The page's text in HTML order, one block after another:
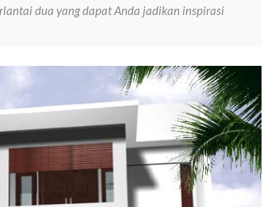
dua yang dapat Anda jadikan inspirasi